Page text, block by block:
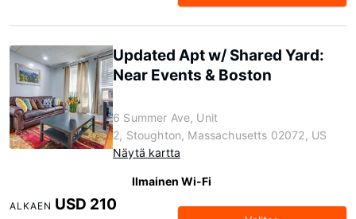
Updated Apt w/ Shared Yard:
Near Events & Boston
6 Summer Ave, Unit
2, Stoughton, Massachusetts 02072, US
Näytä kartta
Ilmainen Wi-Fi
ALKAEN USD 210